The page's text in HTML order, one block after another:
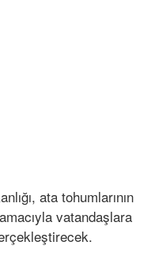
ata tohumlarının
vatandaşlara